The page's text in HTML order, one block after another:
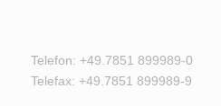
Telefon: +49.7851 899989-0
Telefax: +49.7851 899989-9